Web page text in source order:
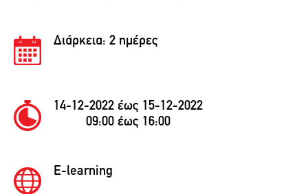
Διάρκεια: 2 ημέρες
14-12-2022 έως 15-12-2022
09:00 έως 16:00
E-learning